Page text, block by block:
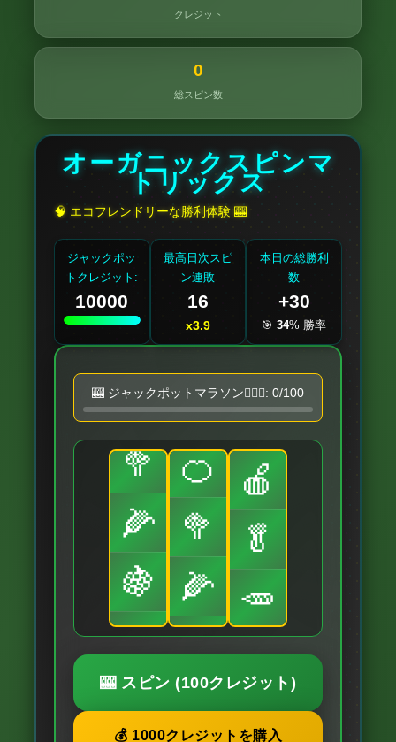
クレジット
0
総スピン数
オーガニックスピンマ
トリックス
🧠 エコフレンドリーな勝利体験 🎰
ジャックポッ
トクレジット:
10000
最高日次スピ
ン連敗
16
x3.9
本日の総勝利
数
+30
🎯34% 勝率
🎰 ジャックポットマラソン🏃🏻‍♀️: 0/100
🍎
🥬
🥕
🍊
🥦
🌽
🍇
🥒
🍅
🍎
🥬
🥕
🍊
🥦
🌽
🍇
🥒
🍎
🥬
🥕
🍊
🥦
🎰 スピン (100クレジット)
💰 1000クレジットを購入